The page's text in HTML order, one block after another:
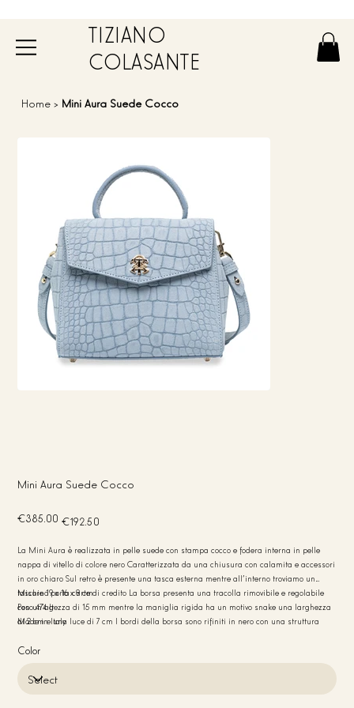
TIZIANO
COLASANTE
Home > Mini Aura Suede Cocco
Mini Aura Suede Cocco
Original
price
€385.00 price
€192.50
La Mini Aura è realizzata in pelle suede con stampa cocco e fodera interna in pelle
nappa di vitello di colore nero Caratterizzata da una chiusura con calamita e accessori
in oro chiaro Sul retro è presente una tasca esterna mentre all'interno troviamo un
taschino porta carte di credito La borsa presenta una tracolla rimovibile e regolabile
con un'altezza di 15 mm mentre la maniglia rigida ha un motivo snake una larghezza
di 2 cm e una luce di 7 cm I bordi della borsa sono rifiniti in nero con una struttura
Misure 19 x 16 x 9 cm
Peso 474 g
Made in Italy
Color